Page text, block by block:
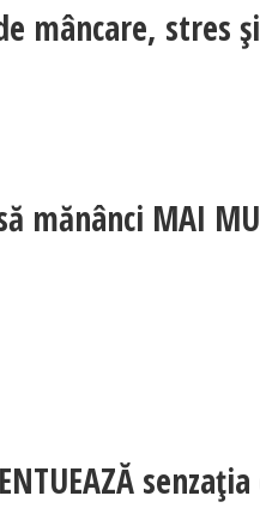
mâncare, stres
mănânci MAI
senzaţia